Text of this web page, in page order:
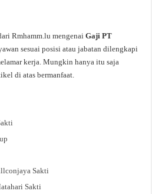
Rmhamm.lu mengenaiGaji PT
sesuai posisi atau jabatan dilengkapi
kerja. Mungkin hanya itu saja
di atas bermanfaat.
Sakti
Sakti